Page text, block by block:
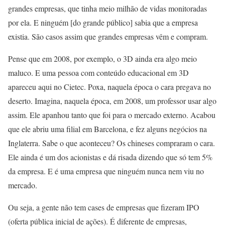
grandes empresas, que tinha meio milhão de vidas monitoradas
por ela. E ninguém [do grande público] sabia que a empresa
existia. São casos assim que grandes empresas vêm e compram.
Pense que em 2008, por exemplo, o 3D ainda era algo meio
maluco. E uma pessoa com conteúdo educacional em 3D
apareceu aqui no Cietec. Poxa, naquela época o cara pregava no
deserto. Imagina, naquela época, em 2008, um professor usar algo
assim. Ele apanhou tanto que foi para o mercado externo. Acabou
que ele abriu uma filial em Barcelona, e fez alguns negócios na
Inglaterra. Sabe o que aconteceu? Os chineses compraram o cara.
Ele ainda é um dos acionistas e dá risada dizendo que só tem 5%
da empresa. E é uma empresa que ninguém nunca nem viu no
mercado.
Ou seja, a gente não tem cases de empresas que fizeram IPO
(oferta pública inicial de ações). É diferente de empresas,